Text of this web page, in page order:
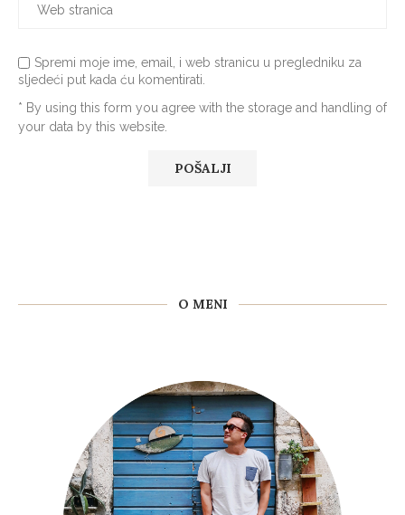
Spremi moje ime, email, i web stranicu u pregledniku za
sljedeći put kada ću komentirati.
* By using this form you agree with the storage and handling of
your data by this website.
O MENI